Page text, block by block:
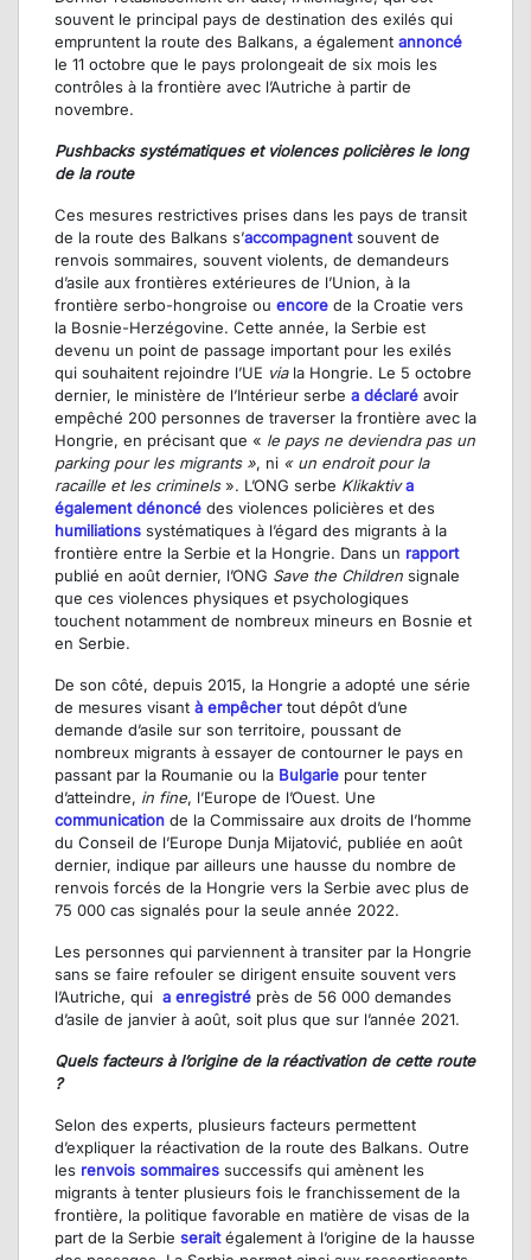
souvent le principal pays de destination des exilés qui
empruntent la route des Balkans, a également annoncé
le 11 octobre que le pays prolongeait de six mois les
contrôles à la frontière avec l’Autriche à partir de
novembre.
Pushbacks systématiques et violences policières le long
de la route
Ces mesures restrictives prises dans les pays de transit
de la route des Balkans s’accompagnentsouvent de
renvois sommaires, souvent violents, de demandeurs
d’asile aux frontières extérieures de l’Union, à la
frontière serbo-hongroise ou encore de la Croatie vers
la Bosnie-Herzégovine. Cette année, la Serbie est
devenu un point de passage important pour les exilés
qui souhaitent rejoindre l’UE viala Hongrie. Le 5 octobre
dernier, le ministère de l’Intérieur serbe a déclaré avoir
empêché 200 personnes de traverser la frontière avec la
Hongrie, en précisant que « le pays ne deviendra pas un
parking pour les migrants », ni « un endroit pour la
racaille et les criminels». L’ONG serbe Klikaktiv a
également dénoncé des violences policières et des
humiliations systématiques à l’égard des migrants à la
frontière entre la Serbie et la Hongrie. Dans un rapport
publié en août dernier, l’ONG Save the Children signale
que ces violences physiques et psychologiques
touchent notamment de nombreux mineurs en Bosnie et
en Serbie.
De son côté, depuis 2015, la Hongrie a adopté une série
de mesures visant à empêchertout dépôt d’une
demande d’asile sur son territoire, poussant de
nombreux migrants à essayer de contourner le pays en
passant par la Roumanie ou la Bulgarie pour tenter
d’atteindre, in fine, l’Europe de l’Ouest. Une
communication de la Commissaire aux droits de l’homme
du Conseil de l’Europe Dunja Mijatović, publiée en août
dernier, indique par ailleurs une hausse du nombre de
renvois forcés de la Hongrie vers la Serbie avec plus de
75 000 cas signalés pour la seule année 2022.
Les personnes qui parviennent à transiter par la Hongrie
sans se faire refouler se dirigent ensuite souvent vers
l’Autriche, qui a enregistré près de 56 000 demandes
d’asile de janvier à août, soit plus que sur l’année 2021.
Quels facteurs à l’origine de la réactivation de cette route
?
Selon des experts, plusieurs facteurs permettent
d’expliquer la réactivation de la route des Balkans. Outre
les renvois sommaires successifs qui amènent les
migrants à tenter plusieurs fois le franchissement de la
frontière, la politique favorable en matière de visas de la
part de la Serbie seraitégalement à l’origine de la hausse